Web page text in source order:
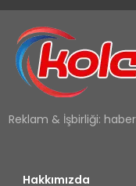
Reklam & İşbirliği:
Hakkımızda